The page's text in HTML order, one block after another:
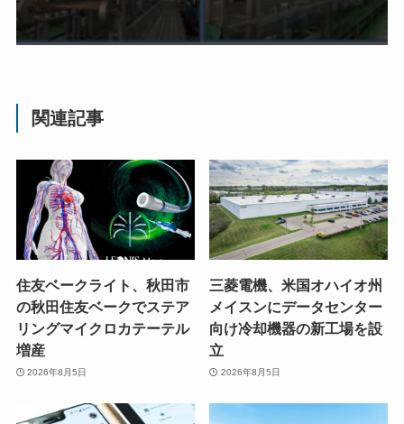
関連記事
住友ベークライト、秋田市
の秋田住友ベークでステア
リングマイクロカテーテル
増産
2026年8月5日
三菱電機、米国オハイオ州
メイスンにデータセンター
向け冷却機器の新工場を設
立
2026年8月5日